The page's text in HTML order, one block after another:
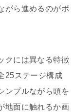
がら進めるのがポ
クには異なる特徴
25ステージ構成
ンプルながら頭を
地面に触れるか画